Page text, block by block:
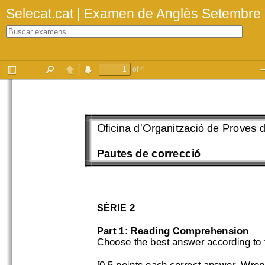
Selecat.cat | Examen de Anglès Setembre